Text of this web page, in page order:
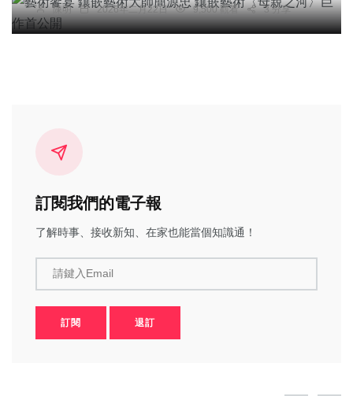
陳明 2026年二月22日 9,500 觀看 3 分享
訂閱我們的電子報
了解時事、接收新知、在家也能當個知識通！
請鍵入Email
訂閱 退訂